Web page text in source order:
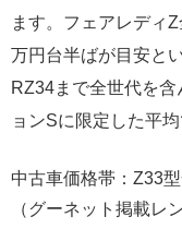
ます。フェアレディ
万円台半ばが目安と
RZ34まで全世代を
ョンSに限定した平
中古車価格帯：Z33
（グーネット掲載レ